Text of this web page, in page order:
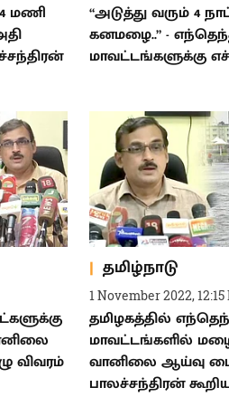
மணி
“அடுத்து வரும் 4
கனமழை..” -
மாவட்டங்களுக்கு
விவரம்
தமிழ்நாடு
1 November 2022, 12:15
தமிழகத்தில்
மாவட்டங்களில் மழை
வானிலை ஆய்வு
பாலச்சந்திரன்